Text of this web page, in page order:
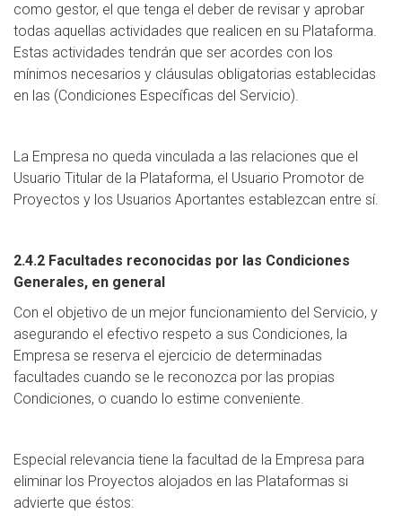
como gestor, el que tenga el deber de revisar y aprobar
todas aquellas actividades que realicen en su Plataforma.
Estas actividades tendrán que ser acordes con los
mínimos necesarios y cláusulas obligatorias establecidas
en las (Condiciones Específicas del Servicio).
La Empresa no queda vinculada a las relaciones que el
Usuario Titular de la Plataforma, el Usuario Promotor de
Proyectos y los Usuarios Aportantes establezcan entre sí.
2.4.2 Facultades reconocidas por las Condiciones
Generales, en general
Con el objetivo de un mejor funcionamiento del Servicio, y
asegurando el efectivo respeto a sus Condiciones, la
Empresa se reserva el ejercicio de determinadas
facultades cuando se le reconozca por las propias
Condiciones, o cuando lo estime conveniente.
Especial relevancia tiene la facultad de la Empresa para
eliminar los Proyectos alojados en las Plataformas si
advierte que éstos: